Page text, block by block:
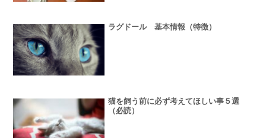
ラグドール 基本情報（特徴）
猫を飼う前に必ず考えてほしい事５選
（必読）